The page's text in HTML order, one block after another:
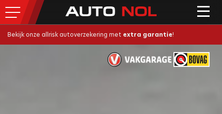
Bekijk onze allrisk autoverzekering met extra garantie!